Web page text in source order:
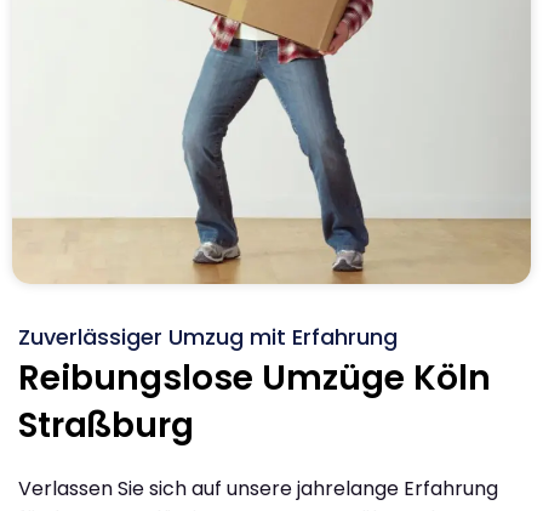
Zuverlässiger Umzug mit Erfahrung
Reibungslose Umzüge Köln
Straßburg
Verlassen Sie sich auf unsere jahrelange Erfahrung